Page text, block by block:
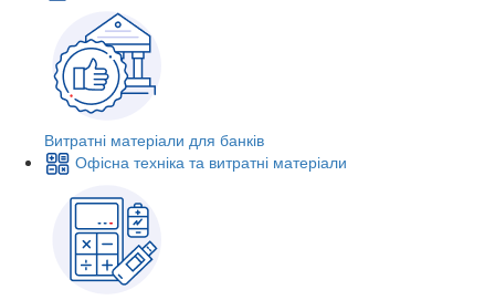
Витратні матеріали для банків
Офісна техніка та витратні матеріали